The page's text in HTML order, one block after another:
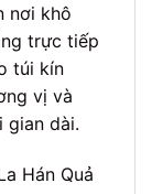
nơi khô
trực tiếp
túi kín
vị và
dài.
Hán Quả